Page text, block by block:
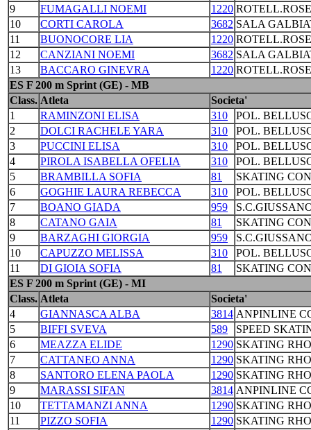
9
FUMAGALLI NOEMI 1220
10
CORTI CAROLA 3682 SALA
11
BUONOCORE LIA 1220
12
CANZIANI NOEMI 3682 SALA
13
BACCARO GINEVRA 1220
ES F 200 m Sprint (GE) - MB
Class. Atleta
Societa'
1
RAMINZONI ELISA 310
POL.
2
DOLCI RACHELE YARA 310
POL.
3
PUCCINI ELISA 310
POL.
4
PIROLA ISABELLA OFELIA 310
POL.
5
BRAMBILLA SOFIA 81
SKATING
6
GOGHIE LAURA REBECCA 310
POL.
7
BOANO GIADA 959
8
CATANO GAIA 81
SKATING
9
BARZAGHI GIORGIA 959
10
CAPUZZO MELISSA 310
POL.
11
DI GIOIA SOFIA 81
SKATING
ES F 200 m Sprint (GE) - MI
Class. Atleta
Societa'
4
GIANNASCA ALBA 3814 ANPINLINE
5
BIFFI SVEVA 589
SPEED
6
MEAZZA ELIDE 1290 SKATING RHO
7
CATTANEO ANNA 1290 SKATING RHO
8
SANTORO ELENA PAOLA 1290 SKATING RHO
9
MARASSI SIFAN 3814 ANPINLINE
10
TETTAMANZI ANNA 1290 SKATING RHO
11
PIZZO SOFIA 1290 SKATING RHO